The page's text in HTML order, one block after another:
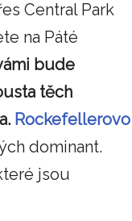
Central Park
na Páté
bude
těch
Rockefellerovo
dominant.
jsou